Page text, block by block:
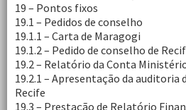
19 – Pontos fixos
19.1 – Pedidos de conselho
19.1.1 – Carta de Maragogi
19.1.2 – Pedido de conselho de
19.2 – Relatório da Conta
19.2.1 – Apresentação da auditoria
Recife
19.3 – Prestação de Relatório